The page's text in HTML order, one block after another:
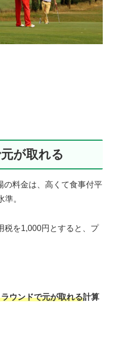
が取れる
の料金は、高くて食事付平
。
税を1,000円とすると、プ
ウンドで元が取れる計算